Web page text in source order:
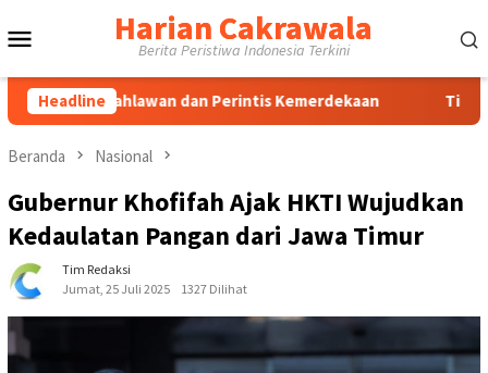
ke
Harian Cakrawala
Berita Peristiwa Indonesia Terkini
Headlinedan Perintis Kemerdekaan Tim Dosen
Beranda Nasional
Gubernur Khofifah Ajak HKTI Wujudkan
Kedaulatan Pangan dari Jawa Timur
Tim Redaksi
Jumat, 25 Juli 2025
1327 Dilihat